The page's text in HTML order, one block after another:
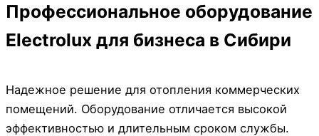
Профессиональное оборудование
Electrolux для бизнеса в Сибири
Надежное решение для отопления коммерческих
помещений. Оборудование отличается высокой
эффективностью и длительным сроком службы.